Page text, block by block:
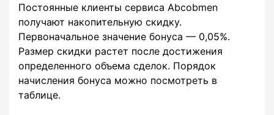
Постоянные клиенты сервиса Abcobmen
получают накопительную скидку.
Первоначальное значение бонуса — 0,05%.
Размер скидки растет после достижения
определенного объема сделок. Порядок
начисления бонуса можно посмотреть в
таблице.